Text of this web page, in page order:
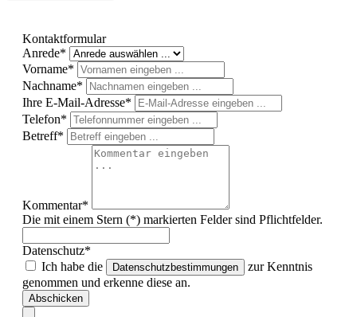
Kontaktformular
Anrede*
Vorname*
Nachname*
Ihre E-Mail-Adresse*
Telefon*
Betreff*
Kommentar*
Die mit einem Stern (*) markierten Felder sind Pflichtfelder.
Datenschutz*
Ich habe die
Datenschutzbestimmungen
zur Kenntnis
genommen und erkenne diese an.
Abschicken